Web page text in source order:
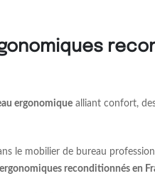
ergonomiquealliant confort,
le mobilier de bureau
reconditionnés en